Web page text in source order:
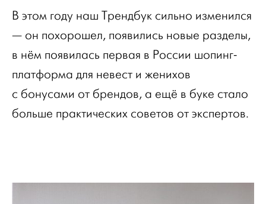
В этом году наш Трендбук сильно изменился
— он похорошел, появились новые разделы,
в нём появилась первая в России шопинг-
платформа для невест и женихов
с бонусами от брендов, а ещё в буке стало
больше практических советов от экспертов.